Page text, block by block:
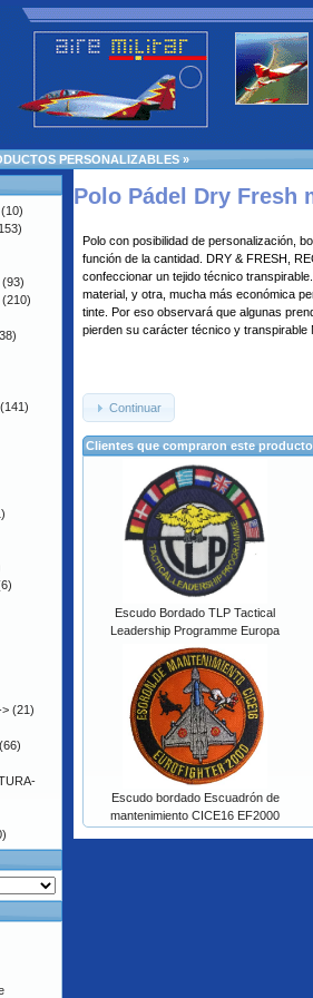
PERSONALIZABLES »
Polo Pádel Dry Fresh
Polo con posibilidad de personalización,
función de la cantidad. DRY & FRESH,
confeccionar un tejido técnico
material, y otra, mucha más económica
tinte. Por eso observará que algunas
pierden su carácter técnico y transpirable
Continuar
Clientes que compraron este
Escudo Bordado TLP Tactical
Leadership Programme Europa
Escudo bordado Escuadrón de
mantenimiento CICE16 EF2000
(10)
(93)
(210)
(141)
> (21)
(66)